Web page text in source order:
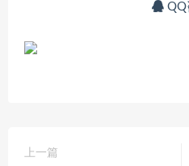
QQ
上一篇